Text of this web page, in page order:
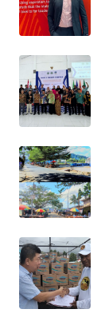
PORTAL
FORWAMKI
ALPERKLINAS
FORJASIDA
TAMBANG
SITUNGIR
NEWS